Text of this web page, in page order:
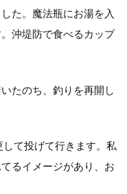
た。魔法瓶にお湯を入
沖堤防で食べるカップ
たのち、釣りを再開し
て投げて行きます。私
るイメージがあり、お